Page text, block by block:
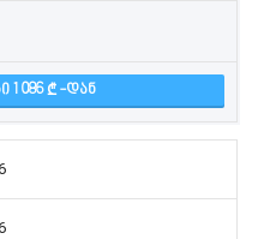
1 086 -ᲓᲐᲜ